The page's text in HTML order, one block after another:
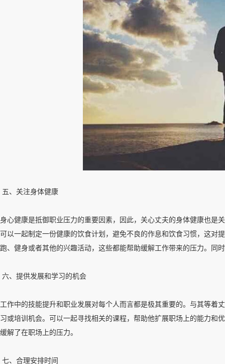
五、关注身体健康
身心健康是抵御职业压力的重要因素，因此，关心丈夫的身体健康也是
可以一起制定一份健康的饮食计划，避免不良的作息和饮食习惯，这对
跑、健身或者其他的兴趣活动，这些都能帮助缓解工作带来的压力。同
六、提供发展和学习的机会
工作中的技能提升和职业发展对每个人而言都是极其重要的。与其等着
习或培训机会。可以一起寻找相关的课程，帮助他扩展职场上的能力和
缓解了在职场上的压力。
七、合理安排时间